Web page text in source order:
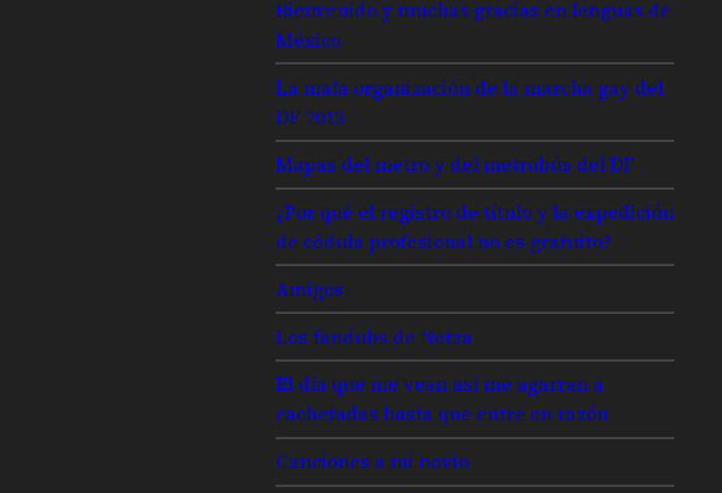
Bienvenido y muchas gracias en lenguas de
México
La mala organización de la marcha gay del
DF 2013
Mapas del metro y del metrobús del DF
¿Por qué el registro de título y la expedición
de cédula profesional no es gratuito?
Amigos
Los fandubs de Netza
El día que me vean así me agarran a
cachetadas hasta que entre en razón
Canciones a mi novio